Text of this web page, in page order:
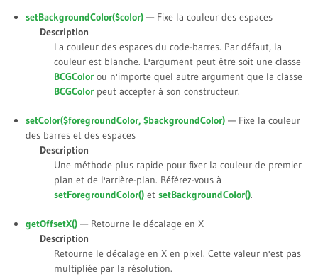
setBackgroundColor($color) — Fixe la couleur des espaces
Description
La couleur des espaces du code-barres. Par défaut, la
couleur est blanche. L'argument peut être soit une classe
BCGColor ou n'importe quel autre argument que la classe
BCGColor peut accepter à son constructeur.
setColor($foregroundColor, $backgroundColor) — Fixe la couleur
des barres et des espaces
Description
Une méthode plus rapide pour fixer la couleur de premier
plan et de l'arrière-plan. Référez-vous à
setForegroundColor() et setBackgroundColor().
getOffsetX() — Retourne le décalage en X
Description
Retourne le décalage en X en pixel. Cette valeur n'est pas
multipliée par la résolution.